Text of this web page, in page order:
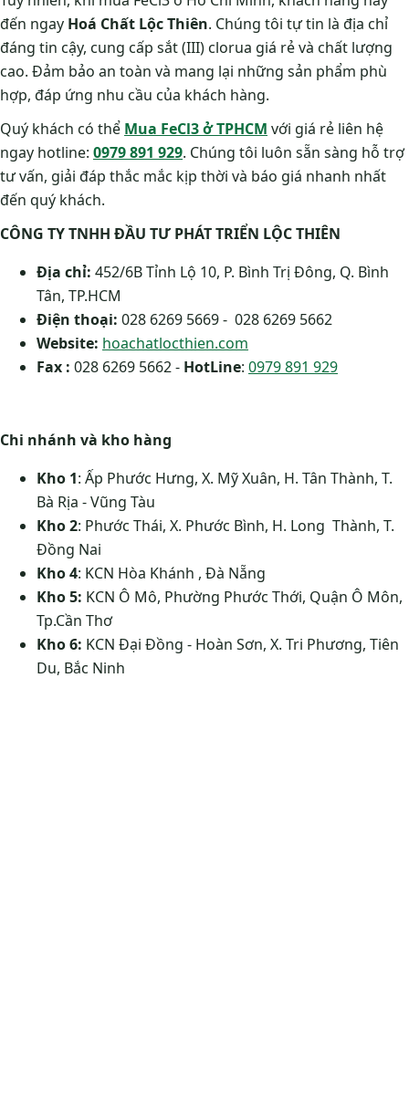
đến ngay Hoá Chất Lộc Thiên. Chúng tôi tự tin là địa chỉ
đáng tin cậy, cung cấp sắt (III) clorua giá rẻ và chất lượng
cao. Đảm bảo an toàn và mang lại những sản phẩm phù
hợp, đáp ứng nhu cầu của khách hàng.
Quý khách có thể Mua FeCl3 ở TPHCM với giá rẻ liên hệ
ngay hotline: 0979 891 929. Chúng tôi luôn sẵn sàng hỗ trợ
tư vấn, giải đáp thắc mắc kịp thời và báo giá nhanh nhất
đến quý khách.
CÔNG TY TNHH ĐẦU TƯ PHÁT TRIỂN LỘC THIÊN
Địa chỉ: 452/6B Tỉnh Lộ 10, P. Bình Trị Đông, Q. Bình
Tân, TP.HCM
Điện thoại: 028 6269 5669 - 028 6269 5662
Website: hoachatlocthien.com
Fax : 028 6269 5662 - HotLine: 0979 891 929
Chi nhánh và kho hàng
Kho 1: Ấp Phước Hưng, X. Mỹ Xuân, H. Tân Thành, T.
Bà Rịa - Vũng Tàu
Kho 2: Phước Thái, X. Phước Bình, H. Long Thành, T.
Đồng Nai
Kho 4: KCN Hòa Khánh , Đà Nẵng
Kho 5: KCN Ô Mô, Phường Phước Thới, Quận Ô Môn,
Tp.Cần Thơ
Kho 6: KCN Đại Đồng - Hoàn Sơn, X. Tri Phương, Tiên
Du, Bắc Ninh